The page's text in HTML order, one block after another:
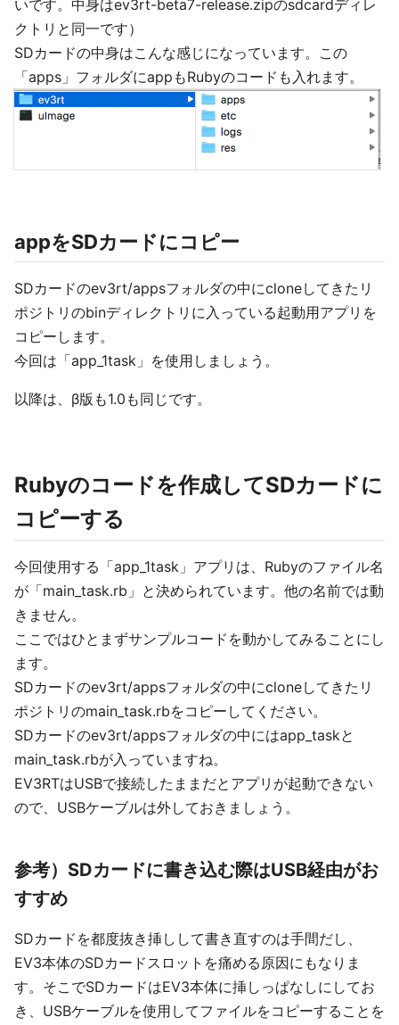
いです。中身はev3rt-beta7-release.zipのsdcardディレ
クトリと同一です）
SDカードの中身はこんな感じになっています。この
「apps」フォルダにappもRubyのコードも入れます。
appをSDカードにコピー
SDカードのev3rt/appsフォルダの中にcloneしてきたリ
ポジトリのbinディレクトリに入っている起動用アプリを
コピーします。
今回は「app_1task」を使用しましょう。
以降は、β版も1.0も同じです。
Rubyのコードを作成してSDカードに
コピーする
今回使用する「app_1task」アプリは、Rubyのファイル名
が「main_task.rb」と決められています。他の名前では動
きません。
ここではひとまずサンプルコードを動かしてみることにし
ます。
SDカードのev3rt/appsフォルダの中にcloneしてきたリ
ポジトリのmain_task.rbをコピーしてください。
SDカードのev3rt/appsフォルダの中にはapp_taskと
main_task.rbが入っていますね。
EV3RTはUSBで接続したままだとアプリが起動できない
ので、USBケーブルは外しておきましょう。
参考）SDカードに書き込む際はUSB経由がお
すすめ
SDカードを都度抜き挿しして書き直すのは手間だし、
EV3本体のSDカードスロットを痛める原因にもなりま
す。そこでSDカードはEV3本体に挿しっぱなしにしてお
き、USBケーブルを使用してファイルをコピーすることを